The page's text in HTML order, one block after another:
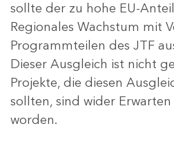
sollte der zu hohe EU-
Regionales Wachstum mit
Programmteilen des JTF
Dieser Ausgleich ist nicht
Projekte, die diesen
sollten, sind wider
worden.